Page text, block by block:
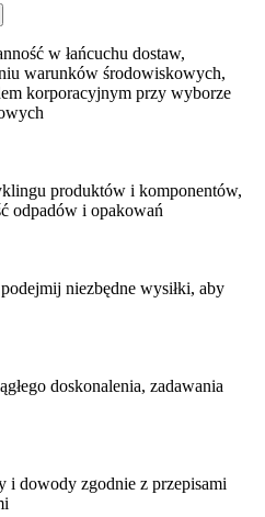
w łańcuchu dostaw,
warunków środowiskowych,
korporacyjnym przy wyborze
produktów i komponentów,
odpadów i opakowań
niezbędne wysiłki, aby
doskonalenia, zadawania
i dowody zgodnie z przepisami